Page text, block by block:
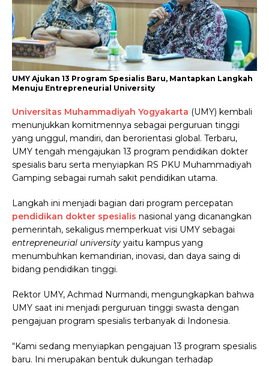
UMY Ajukan 13 Program Spesialis Baru, Mantapkan Langkah
Menuju Entrepreneurial University
Universitas Muhammadiyah Yogyakarta (UMY) kembali
menunjukkan komitmennya sebagai perguruan tinggi
yang unggul, mandiri, dan berorientasi global. Terbaru,
UMY tengah mengajukan 13 program pendidikan dokter
spesialis baru serta menyiapkan RS PKU Muhammadiyah
Gamping sebagai rumah sakit pendidikan utama.
Langkah ini menjadi bagian dari program percepatan
pendidikan dokter spesialis nasional yang dicanangkan
pemerintah, sekaligus memperkuat visi UMY sebagai
entrepreneurial university yaitu kampus yang
menumbuhkan kemandirian, inovasi, dan daya saing di
bidang pendidikan tinggi.
Rektor UMY, Achmad Nurmandi, mengungkapkan bahwa
UMY saat ini menjadi perguruan tinggi swasta dengan
pengajuan program spesialis terbanyak di Indonesia.
“Kami sedang menyiapkan pengajuan 13 program spesialis
baru. Ini merupakan bentuk dukungan terhadap